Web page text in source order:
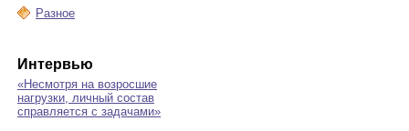
Разное
Интервью
«Несмотря на возросшие
нагрузки, личный состав
справляется с задачами»